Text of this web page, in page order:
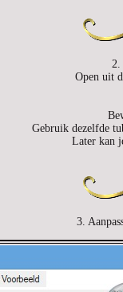
2.
Open uit
Gebruik dezelfde
Later kan
3.